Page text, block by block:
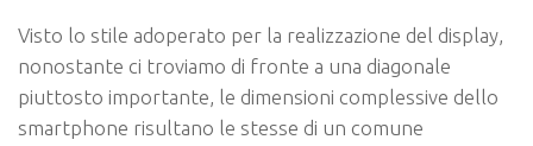
Visto lo stile adoperato per la realizzazione del display,
nonostante ci troviamo di fronte a una diagonale
piuttosto importante, le dimensioni complessive dello
smartphone risultano le stesse di un comune